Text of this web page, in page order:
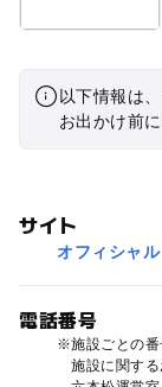
以下情報は
お出かけ前
サイト
オフィシャ
電話番号
施設ごとの
施設に関す